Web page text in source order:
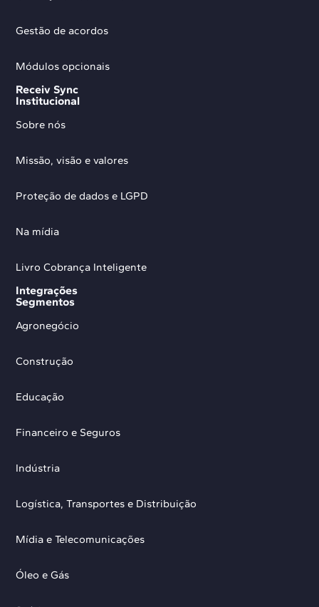
Gestão de acordos
Módulos opcionais
Receiv Sync
Institucional
Sobre nós
Missão, visão e valores
Proteção de dados e LGPD
Na mídia
Livro Cobrança Inteligente
Integrações
Segmentos
Agronegócio
Construção
Educação
Financeiro e Seguros
Indústria
Logística, Transportes e Distribuição
Mídia e Telecomunicações
Óleo e Gás